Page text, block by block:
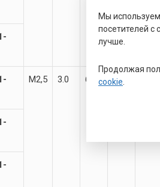
М2,5 3.0 6.0 3.8
Мы используем
посетителей
лучше.
Продолжая
cookie